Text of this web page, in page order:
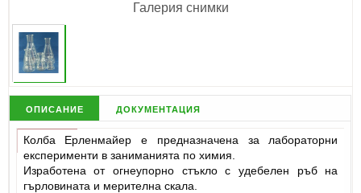
Галерия снимки
описание документация
Колба Ерленмайер е предназначена за лабораторни
експерименти в заниманията по химия.
Изработена от огнеупорно стъкло с удебелен ръб на
гърловината и мерителна скала.